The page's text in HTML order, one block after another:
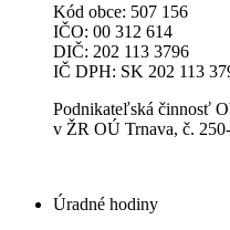
Kód obce: 507 156
IČO: 00 312 614
DIČ: 202 113 3796
IČ DPH: SK 202 113
Podnikateľská činnosť
v ŽR OÚ Trnava, č.
Úradné hodiny